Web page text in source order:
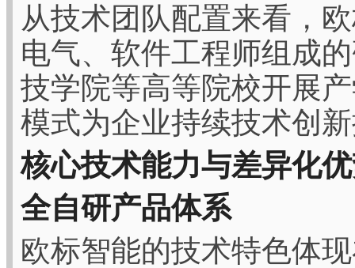
从技术团队配置来看，
电气、软件工程师组成
技学院等高等院校开展
模式为企业持续技术创
核心技术能力与差异化
全自研产品体系
欧标智能的技术特色体